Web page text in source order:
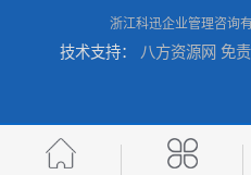
河南省永城市、民权县、睢县提供矿安认证专业技术服务值得信赖的咨询专家
浙江科迅企业管理咨询
技术支持： 八方资源网 免